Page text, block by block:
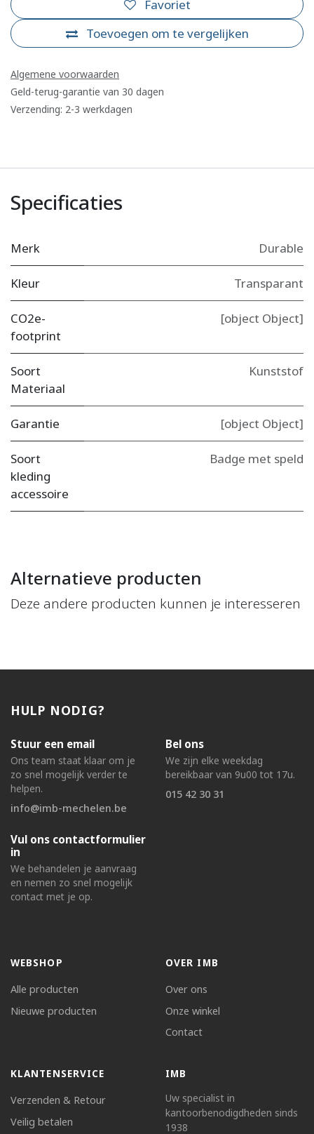
Toevoegen om te vergelijken
Favoriet
Algemene voorwaarden
Geld-terug-garantie van 30 dagen
Verzending: 2-3 werkdagen
Specificaties
Merk Durable
Kleur Transparant
CO2e-
footprint
[object Object]
Soort
Materiaal
Kunststof
Garantie [object Object]
Soort
kleding
accessoire
Badge met speld
Alternatieve producten
Deze andere producten kunnen je interesseren
HULP NODIG?
Stuur een email
Ons team staat klaar om je
zo snel mogelijk verder te
helpen.
info@imb-mechelen.be
Bel ons
We zijn elke weekdag
bereikbaar van 9u00 tot 17u.
015 42 30 31
Vul ons contactformulier
in
We behandelen je aanvraag
en nemen zo snel mogelijk
contact met je op.
WEBSHOP
Alle producten
Nieuwe producten
OVER IMB
Over ons
Onze winkel
Contact
KLANTENSERVICE
Verzenden & Retour
Veilig betalen
IMB
Uw specialist in
kantoorbenodigdheden sinds
1938